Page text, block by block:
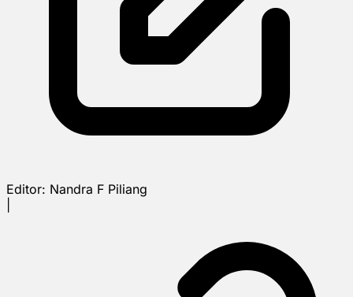
Editor: Nandra F Piliang